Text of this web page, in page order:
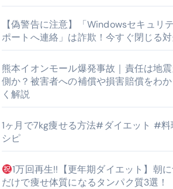
るのが独自ドメイン
【偽警告に注意】「Windowsセキュリ
ポートへ連絡」は詐欺！今すぐ閉じる
熊本イオンモール爆発事故｜責任は地
側か？被害者への補償や損害賠償をわ
く解説
1ヶ月で7kg痩せる方法#ダイエット #
シピ
1万回再生!!【更年期ダイエット】朝
だけで痩せ体質になるタンパク質3選！